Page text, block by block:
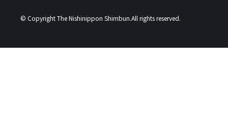
© Copyright The Nishinippon Shimbun.All rights reserved.